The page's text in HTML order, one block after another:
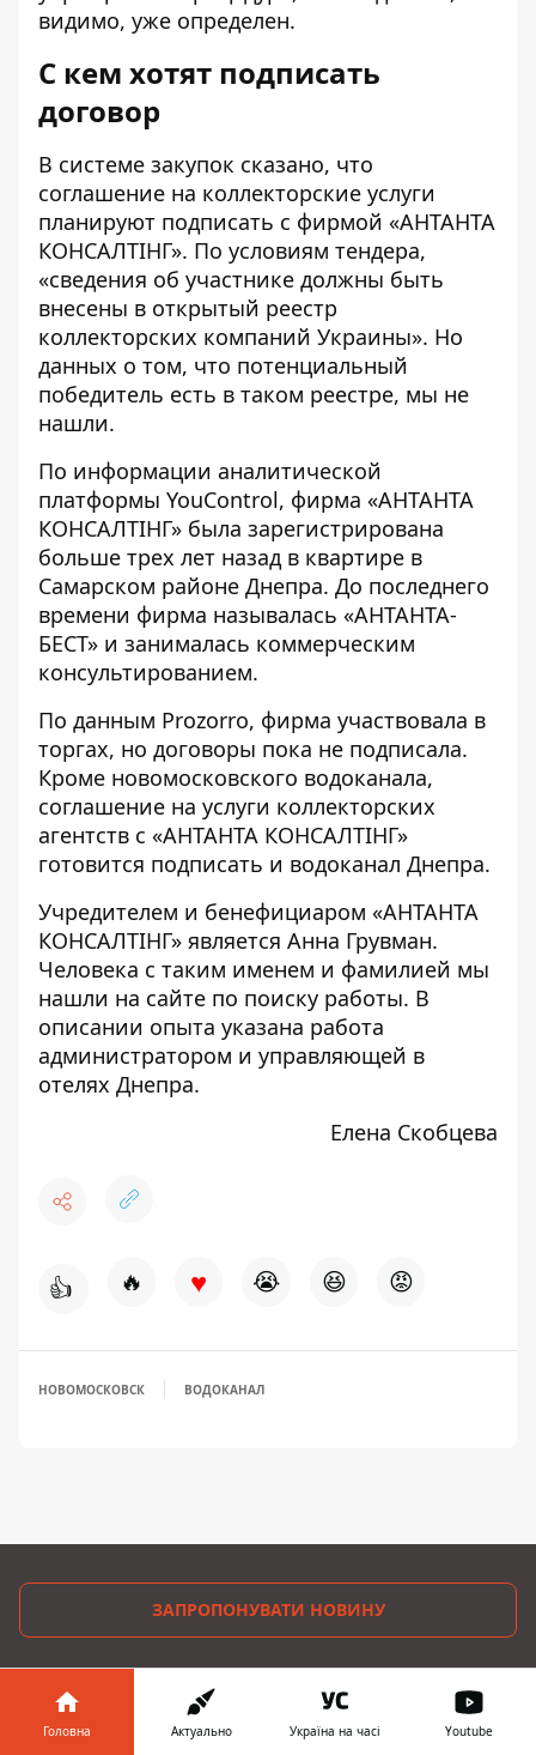
видимо, уже определен.
С кем хотят подписать
договор
В системе закупок сказано, что
соглашение на коллекторские услуги
планируют подписать с фирмой «АНТАНТА
КОНСАЛТІНГ». По условиям тендера,
«сведения об участнике должны быть
внесены в открытый реестр
коллекторских компаний Украины». Но
данных о том, что потенциальный
победитель есть в таком реестре, мы не
нашли.
По информации аналитической
платформы YouControl, фирма «АНТАНТА
КОНСАЛТІНГ» была зарегистрирована
больше трех лет назад в квартире в
Самарском районе Днепра. До последнего
времени фирма называлась «АНТАНТА-
БЕСТ» и занималась коммерческим
консультированием.
По данным Prozorro, фирма участвовала в
торгах, но договоры пока не подписала.
Кроме новомосковского водоканала,
соглашение на услуги коллекторских
агентств с «АНТАНТА КОНСАЛТІНГ»
готовится подписать и водоканал Днепра.
Учредителем и бенефициаром «АНТАНТА
КОНСАЛТІНГ» является Анна Грувман.
Человека с таким именем и фамилией мы
нашли на сайте по поиску работы. В
описании опыта указана работа
администратором и управляющей в
отелях Днепра.
Елена Скобцева
👍 🔥 ♥ 😭 😆 😡
НОВОМОСКОВСК ВОДОКАНАЛ
ЗАПРОПОНУВАТИ НОВИНУ
Гроші
Головна Актуально Україна на часі Youtube